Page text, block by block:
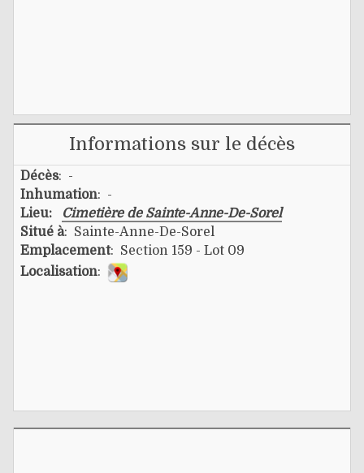
Informations sur le décès
Décès: -
Inhumation: -
Lieu:
Cimetière de Sainte-Anne-De-Sorel
Situé à: Sainte-Anne-De-Sorel
Emplacement: Section 159 - Lot 09
Localisation: